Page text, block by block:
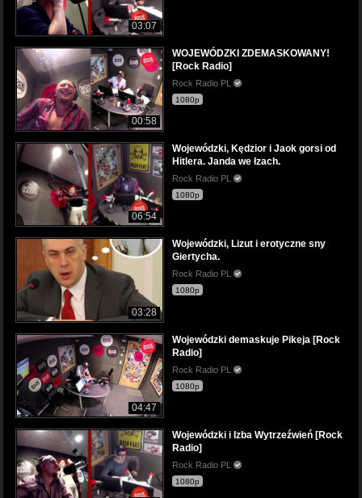
03:07
00:58
WOJEWÓDZKI ZDEMASKOWANY!
[Rock Radio]
Rock Radio PL
1080p
06:54
Wojewódzki, Kędzior i Jaok gorsi od
Hitlera. Janda we łzach.
Rock Radio PL
1080p
03:28
Wojewódzki, Lizut i erotyczne sny
Giertycha.
Rock Radio PL
1080p
04:47
Wojewódzki demaskuje Pikeja [Rock
Radio]
Rock Radio PL
1080p
Wojewódzki i Izba Wytrzeźwień [Rock
Radio]
Rock Radio PL
1080p